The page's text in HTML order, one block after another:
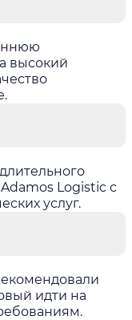
высокий
Logistic с
услуг.
идти на